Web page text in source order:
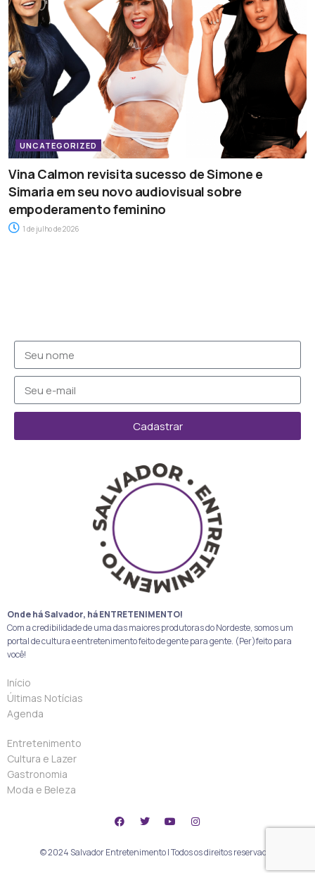
UNCATEGORIZED
Vina Calmon revisita sucesso de Simone e
Simaria em seu novo audiovisual sobre
empoderamento feminino
1 de julho de 2026
Cadastrar
Onde há Salvador, há ENTRETENIMENTO!
Com a credibilidade de uma das maiores produtoras do Nordeste, somos um
portal de cultura e entretenimento feito de gente para gente. (Per)feito para
você!
Início
Últimas Notícias
Agenda
Entretenimento
Cultura e Lazer
Gastronomia
Moda e Beleza
© 2024 Salvador Entretenimento | Todos os direitos reservados